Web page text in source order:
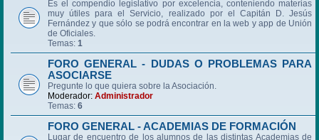
Es el compendio legislativo por excelencia, conteniendo materias
muy útiles para el Servicio, realizado por el Capitán D. Jesús
Fernández y que sólo se podrá encontrar en la web y app de Unión
de Oficiales.
Temas: 1
FORO GENERAL - DUDAS O PROBLEMAS PARA
ASOCIARSE
Pregunte lo que quiera sobre la Asociación.
Moderador: Administrador
Temas: 6
FORO GENERAL - ACADEMIAS DE FORMACIÓN
Lugar de encuentro de los alumnos de las distintas Academias de